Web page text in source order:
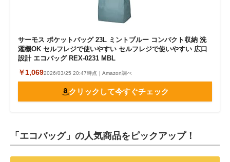
サーモス ポケットバッグ 23L ミントブルー コンパクト収納 洗
濯機OK セルフレジで使いやすい セルフレジで使いやすい 広口
設計 エコバッグ REX-0231 MBL
￥1,0692026/03/25 20:47時点｜Amazon調べ
クリックして今すぐチェック
「エコバッグ」の人気商品をピックアップ！